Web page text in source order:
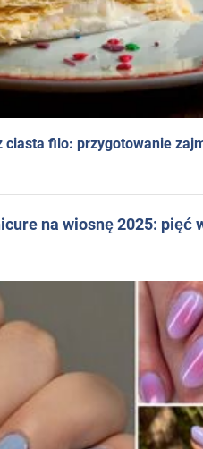
ciasta filo: przygotowanie
na wiosnę 2025: pięć